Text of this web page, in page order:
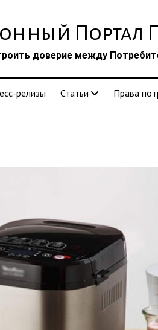
Портал
доверие между
релизы Статьи Права